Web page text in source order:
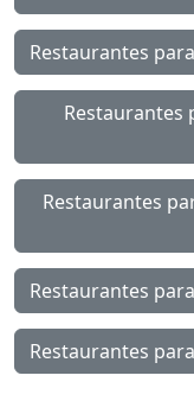
Restaurantes
Restaurantes
Restaurantes
Restaurantes
Restaurantes